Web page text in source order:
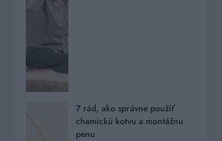
7 rád, ako správne použiť
chemickú kotvu a montážnu
penu